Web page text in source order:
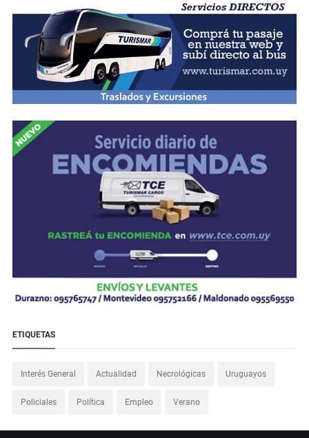
ETIQUETAS
Interés General Actualidad Necrológicas Uruguayos
Policiales Política Empleo Verano